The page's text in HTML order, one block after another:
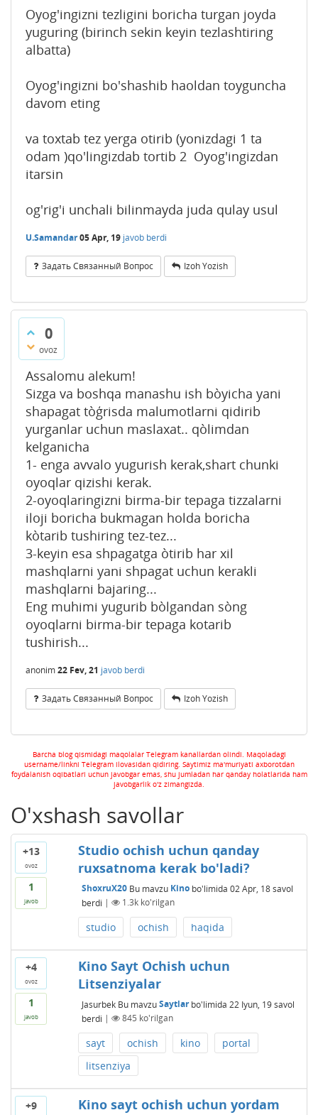
Oyog'ingizni tezligini boricha turgan joyda
yuguring (birinch sekin keyin tezlashtiring
albatta)
Oyog'ingizni bo'shashib haoldan toyguncha
davom eting
va toxtab tez yerga otirib (yonizdagi 1 ta
odam )qo'lingizdab tortib 2 Oyog'ingizdan
itarsin
og'rig'i unchali bilinmayda juda qulay usul
U.Samandar05 Apr, 19 javob berdi
Задать Связанный Вопрос Izoh Yozish
0
ovoz
Assalomu alekum!
Sizga va boshqa manashu ish bòyicha yani
shapagat tòģrisda malumotlarni qidirib
yurganlar uchun maslaxat.. qòlimdan
kelganicha
1- enga avvalo yugurish kerak,shart chunki
oyoqlar qizishi kerak.
2-oyoqlaringizni birma-bir tepaga tizzalarni
iloji boricha bukmagan holda boricha
kòtarib tushiring tez-tez...
3-keyin esa shpagatga òtirib har xil
mashqlarni yani shpagat uchun kerakli
mashqlarni bajaring...
Eng muhimi yugurib bòlgandan sòng
oyoqlarni birma-bir tepaga kotarib
tushirish...
anonim22 Fev, 21 javob berdi
Задать Связанный Вопрос Izoh Yozish
Barcha blog qismidagi maqolalar Telegram kanallardan olindi. Maqoladagi
username/linkni Telegram ilovasidan qidiring. Saytimiz ma'muriyati axborotdan
foydalanish oqibatlari uchun javobgar emas, shu jumladan har qanday holatlarida ham
javobgarlik o'z zimangizda.
O'xshash savollar
+13
ovoz
1
javob
Studio ochish uchun qanday
ruxsatnoma kerak bo'ladi?
ShoxruX20 Bu mavzu Kinobo'limida 02 Apr, 18 savol
berdi | 1.3kko'rilgan
studio ochish haqida
+4
ovoz
1
javob
Kino Sayt Ochish uchun
Litsenziyalar
Jasurbek Bu mavzuSaytlarbo'limida 22 Iyun, 19 savol
berdi | 845 ko'rilgan
sayt ochish kino
portal
litsenziya
+9 Kino sayt ochish uchun yordam